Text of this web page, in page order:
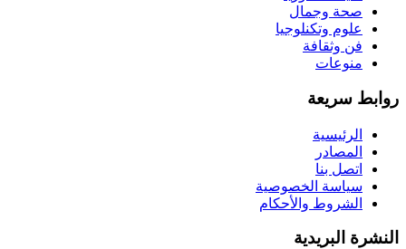
صحة وجمال
علوم وتكنلوجيا
فن وثقافة
منوعات
روابط سريعة
الرئيسية
المصادر
اتصل بنا
سياسة الخصوصية
الشروط والأحكام
النشرة البريدية